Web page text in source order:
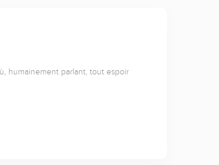
humainement parlant, tout espoir